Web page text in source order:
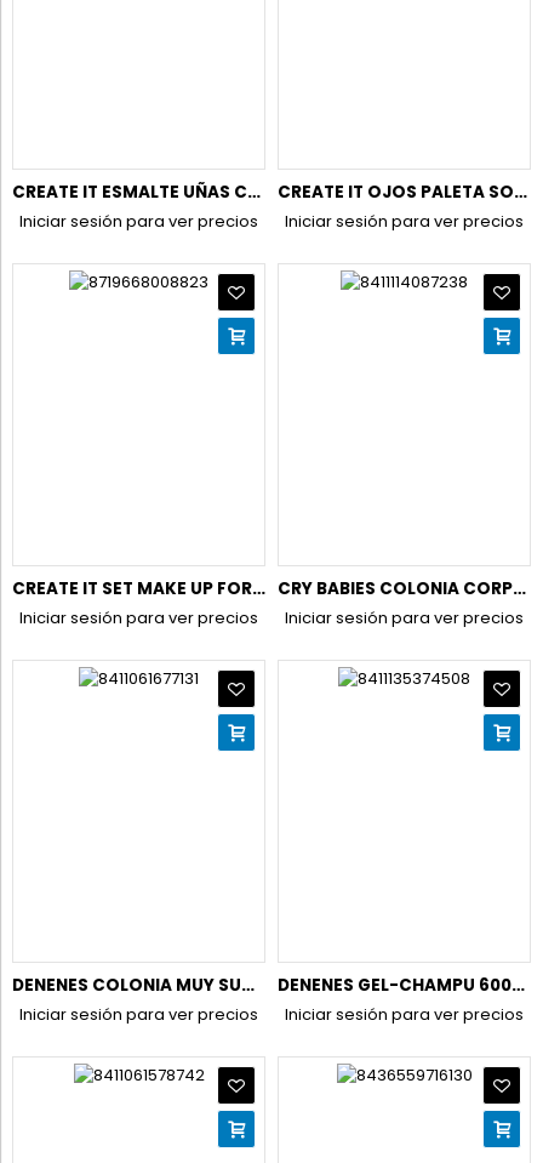
CREATE IT ESMALTE UÑAS CONFETTI SET 5 UD.
Iniciar sesión para ver precios
CREATE IT OJOS PALETA SOMBRAS EN CREMA (17 TONOS)
Iniciar sesión para ver precios
CREATE IT SET MAKE UP FORMA LIBRO (SOMBRA OJOS,COLORETES..)
Iniciar sesión para ver precios
CRY BABIES COLONIA CORPORAL 200ML.VAPO
Iniciar sesión para ver precios
DENENES COLONIA MUY SUAVE 600ML.
Iniciar sesión para ver precios
DENENES GEL-CHAMPU 600ML.PROTECH HIDRATA&ALIVIA
Iniciar sesión para ver precios